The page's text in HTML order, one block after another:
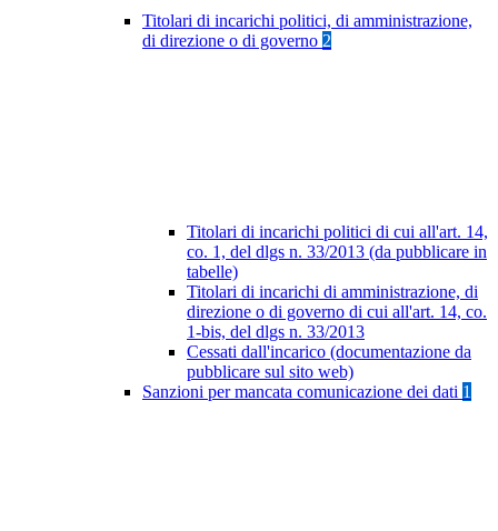
Titolari di incarichi politici, di amministrazione,
di direzione o di governo 2
Titolari di incarichi politici di cui all'art. 14,
co. 1, del dlgs n. 33/2013 (da pubblicare in
tabelle)
Titolari di incarichi di amministrazione, di
direzione o di governo di cui all'art. 14, co.
1-bis, del dlgs n. 33/2013
Cessati dall'incarico (documentazione da
pubblicare sul sito web)
Sanzioni per mancata comunicazione dei dati 1